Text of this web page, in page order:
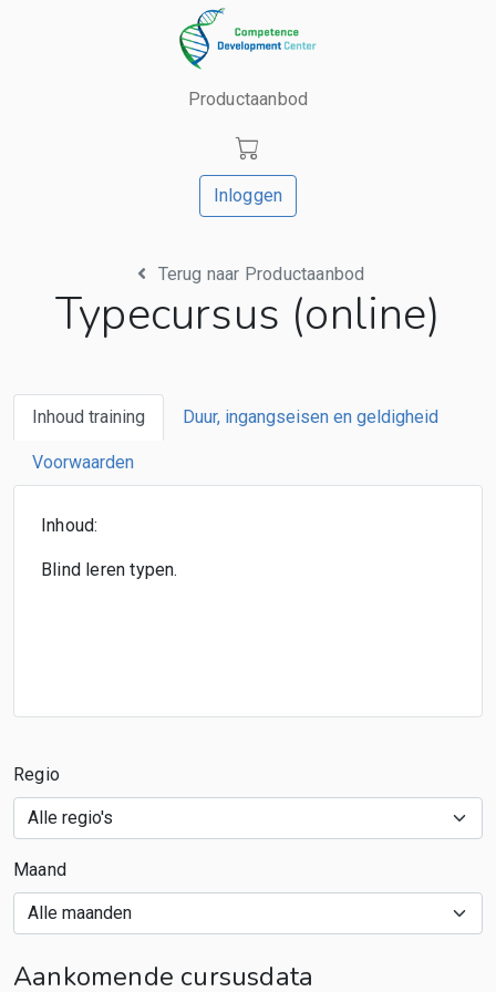
Productaanbod
Inloggen
Terug naar Productaanbod
Typecursus (online)
Inhoud training Duur, ingangseisen en geldigheid
Voorwaarden
Inhoud:
Blind leren typen.
Regio
Maand
Aankomende cursusdata